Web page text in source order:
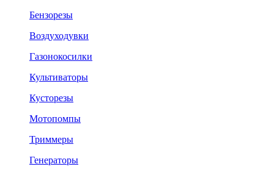
Бензорезы
Воздуходувки
Газонокосилки
Культиваторы
Кусторезы
Мотопомпы
Триммеры
Генераторы